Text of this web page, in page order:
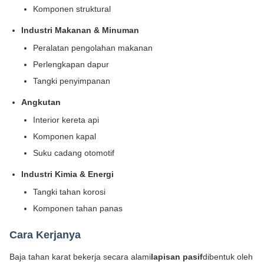
Komponen struktural
Industri Makanan & Minuman
Peralatan pengolahan makanan
Perlengkapan dapur
Tangki penyimpanan
Angkutan
Interior kereta api
Komponen kapal
Suku cadang otomotif
Industri Kimia & Energi
Tangki tahan korosi
Komponen tahan panas
Cara Kerjanya
Baja tahan karat bekerja secara alamilapisan pasifdibentuk oleh